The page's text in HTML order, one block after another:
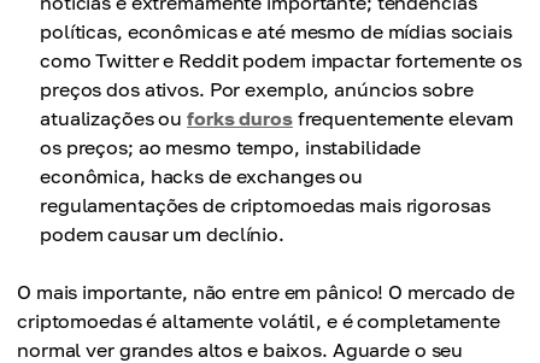
políticas, econômicas e até mesmo de mídias sociais
como Twitter e Reddit podem impactar fortemente os
preços dos ativos. Por exemplo, anúncios sobre
atualizações ouforks durosfrequentemente elevam
os preços; ao mesmo tempo, instabilidade
econômica, hacks de exchanges ou
regulamentações de criptomoedas mais rigorosas
podem causar um declínio.
O mais importante, não entre em pânico! O mercado de
criptomoedas é altamente volátil, e é completamente
normal ver grandes altos e baixos. Aguarde o seu